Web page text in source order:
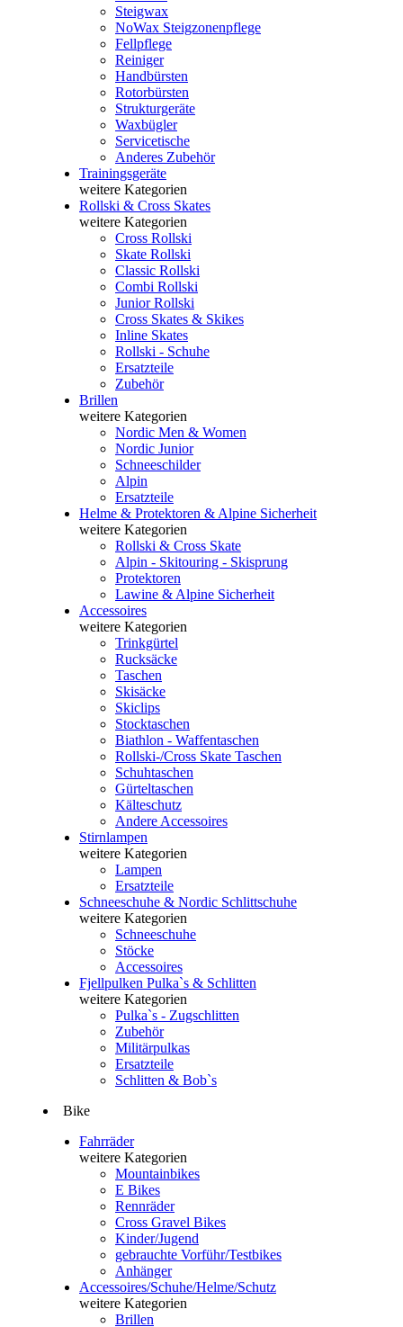
Steigwax
NoWax Steigzonenpflege
Fellpflege
Reiniger
Handbürsten
Rotorbürsten
Strukturgeräte
Waxbügler
Servicetische
Anderes Zubehör
Trainingsgeräte
weitere Kategorien
Rollski & Cross Skates
weitere Kategorien
Cross Rollski
Skate Rollski
Classic Rollski
Combi Rollski
Junior Rollski
Cross Skates & Skikes
Inline Skates
Rollski - Schuhe
Ersatzteile
Zubehör
Brillen
weitere Kategorien
Nordic Men & Women
Nordic Junior
Schneeschilder
Alpin
Ersatzteile
Helme & Protektoren & Alpine Sicherheit
weitere Kategorien
Rollski & Cross Skate
Alpin - Skitouring - Skisprung
Protektoren
Lawine & Alpine Sicherheit
Accessoires
weitere Kategorien
Trinkgürtel
Rucksäcke
Taschen
Skisäcke
Skiclips
Stocktaschen
Biathlon - Waffentaschen
Rollski-/Cross Skate Taschen
Schuhtaschen
Gürteltaschen
Kälteschutz
Andere Accessoires
Stirnlampen
weitere Kategorien
Lampen
Ersatzteile
Schneeschuhe & Nordic Schlittschuhe
weitere Kategorien
Schneeschuhe
Stöcke
Accessoires
Fjellpulken Pulka`s & Schlitten
weitere Kategorien
Pulka`s - Zugschlitten
Zubehör
Militärpulkas
Ersatzteile
Schlitten & Bob`s
Bike
Fahrräder
weitere Kategorien
Mountainbikes
E Bikes
Rennräder
Cross Gravel Bikes
Kinder/Jugend
gebrauchte Vorführ/Testbikes
Anhänger
Accessoires/Schuhe/Helme/Schutz
weitere Kategorien
Brillen